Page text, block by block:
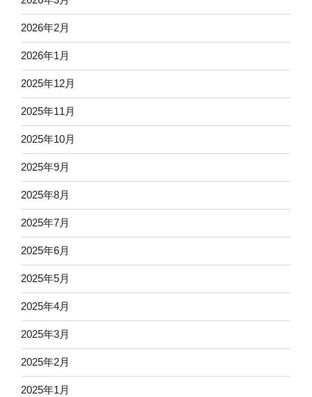
2026年2月
2026年1月
2025年12月
2025年11月
2025年10月
2025年9月
2025年8月
2025年7月
2025年6月
2025年5月
2025年4月
2025年3月
2025年2月
2025年1月